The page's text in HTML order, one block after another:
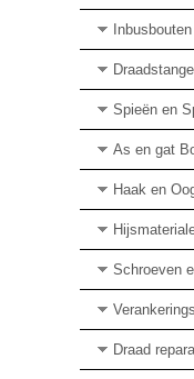
Inbusbouten
Spieën en
As en gat
Haak en
Schroeven
Draad